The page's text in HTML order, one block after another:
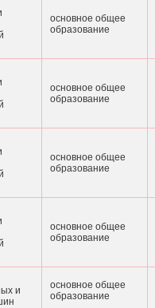
основное общее
образование
основное общее
образование
основное общее
образование
основное общее
образование
и
основное общее
образование